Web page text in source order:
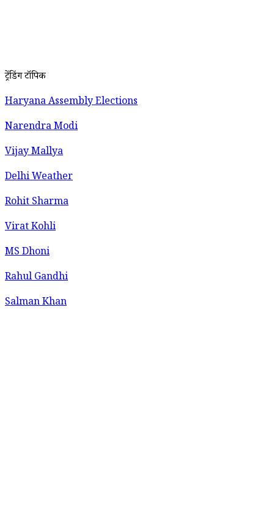
ट्रेंडिंग टॉपिक
Haryana Assembly Elections
Narendra Modi
Vijay Mallya
Delhi Weather
Rohit Sharma
Virat Kohli
MS Dhoni
Rahul Gandhi
Salman Khan